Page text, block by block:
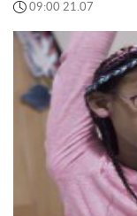
09:00 21.07